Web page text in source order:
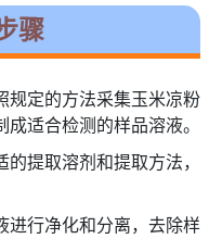
骤
规定的方法采集玉米凉粉
适合检测的样品溶液。
提取溶剂和提取方法，
进行净化和分离，去除样